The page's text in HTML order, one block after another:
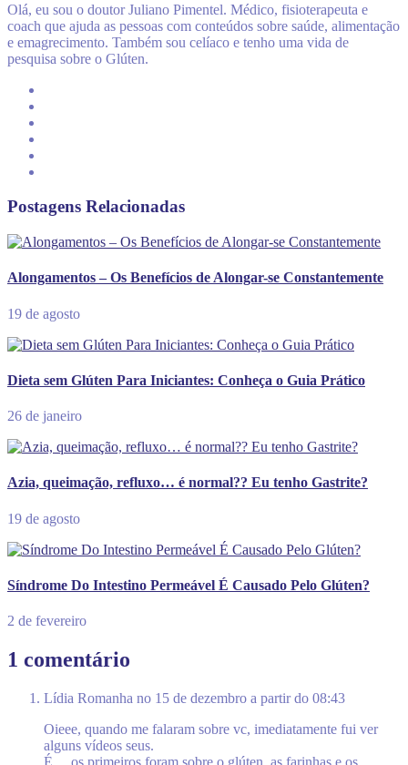
Olá, eu sou o doutor Juliano Pimentel. Médico, fisioterapeuta e
coach que ajuda as pessoas com conteúdos sobre saúde, alimentação
e emagrecimento. Também sou celíaco e tenho uma vida de
pesquisa sobre o Glúten.
Postagens Relacionadas
Alongamentos – Os Benefícios de Alongar-se Constantemente
19 de agosto
Dieta sem Glúten Para Iniciantes: Conheça o Guia Prático
26 de janeiro
Azia, queimação, refluxo… é normal?? Eu tenho Gastrite?
19 de agosto
Síndrome Do Intestino Permeável É Causado Pelo Glúten?
2 de fevereiro
1 comentário
Lídia Romanha no 15 de dezembro a partir do 08:43
Oieee, quando me falaram sobre vc, imediatamente fui ver
alguns vídeos seus.
É….os primeiros foram sobre o glúten, as farinhas e os